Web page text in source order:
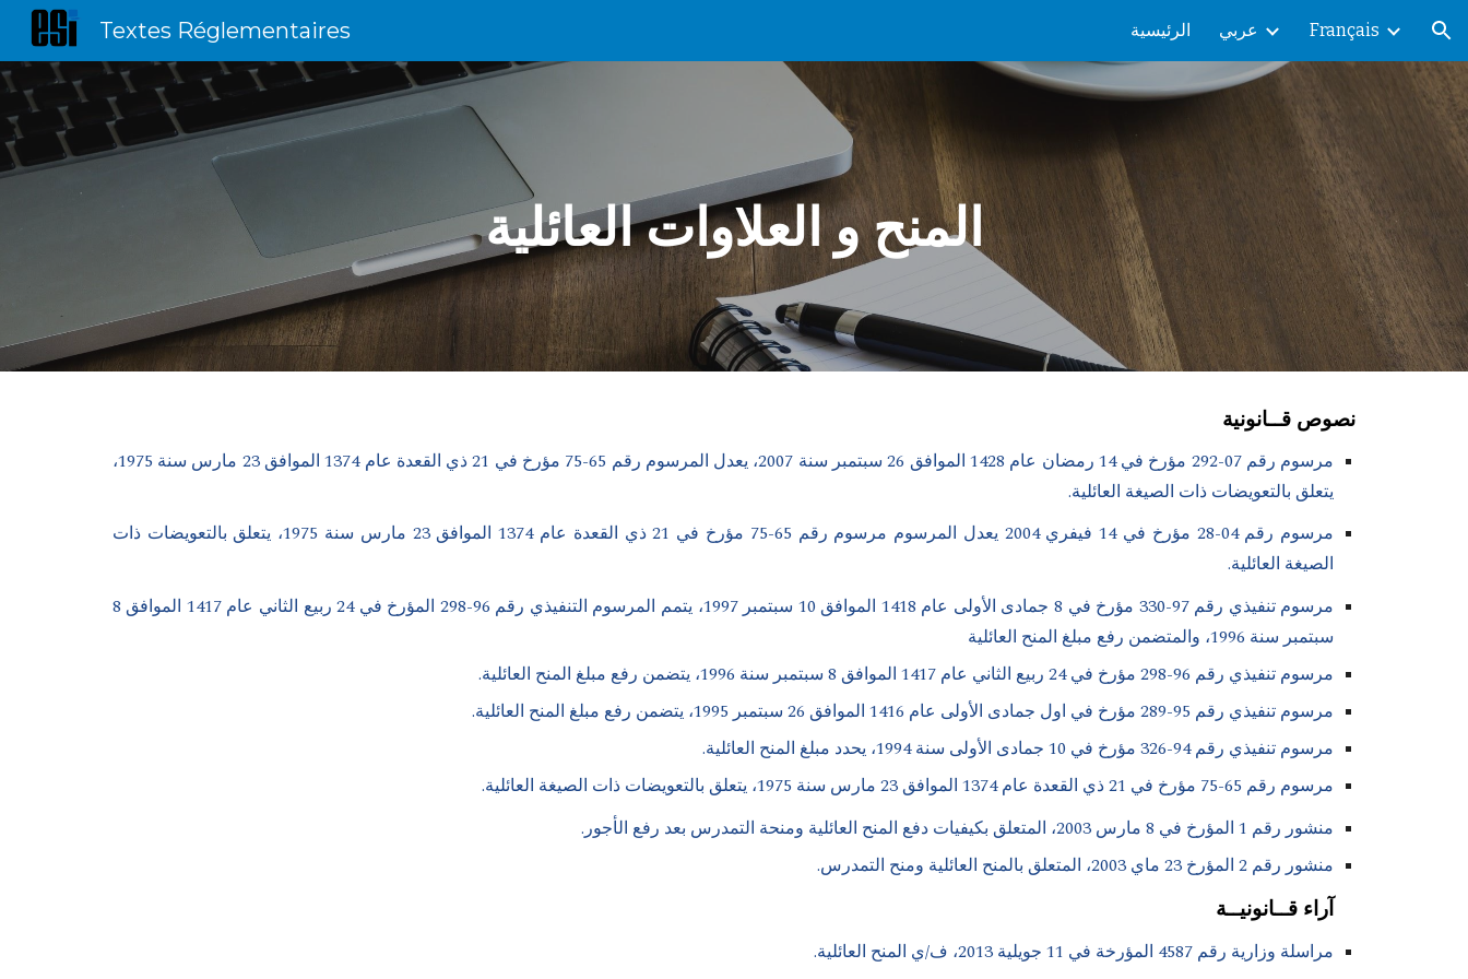
Textes Réglementaires الرئيسية عربي Français
المنح و العلاوات العائلية
نصوص قــانونية
مرسوم رقم 07-292 مؤرخ في 14 رمضان عام 1428 الموافق 26 سبتمبر سنة 2007، يعدل المرسوم رقم 65-75 مؤرخ في 21 ذي القعدة عام 1374 الموافق 23 مارس سنة 1975،
يتعلق بالتعويضات ذات الصيغة العائلية.
مرسوم رقم 04-28 مؤرخ في 14 فيفري 2004 يعدل المرسوم مرسوم رقم 65-75 مؤرخ في 21 ذي القعدة عام 1374 الموافق 23 مارس سنة 1975، يتعلق بالتعويضات ذات
الصيغة العائلية.
مرسوم تنفيذي رقم 97-330 مؤرخ في 8 جمادى الأولى عام 1418 الموافق 10 سبتمبر 1997، يتمم المرسوم التنفيذي رقم 96-298 المؤرخ في 24 ربيع الثاني عام 1417 الموافق 8
سبتمبر سنة 1996، والمتضمن رفع مبلغ المنح العائلية
مرسوم تنفيذي رقم 96-298 مؤرخ في 24 ربيع الثاني عام 1417 الموافق 8 سبتمبر سنة 1996، يتضمن رفع مبلغ المنح العائلية
.
مرسوم تنفيذي رقم 95-289 مؤرخ في اول جمادى الأولى عام 1416 الموافق 26 سبتمبر 1995، يتضمن رفع مبلغ المنح العائلية
.
مرسوم تنفيذي رقم 94-326 مؤرخ في 10 جمادى الأولى سنة 1994، يحدد مبلغ المنح العائلية.
مرسوم رقم 65-75 مؤرخ في 21 ذي القعدة عام 1374 الموافق 23 مارس سنة 1975، يتعلق بالتعويضات ذات الصيغة العائلية.
منشور رقم 1 المؤرخ في 8 مارس 2003، المتعلق بكيفيات دفع المنح العائلية ومنحة التمدرس بعد رفع الأجور.
منشور رقم 2 المؤرخ 23 ماي 2003، المتعلق بالمنح العائلية ومنح التمدرس.
آراء قــانونيــة
مراسلة وزارية رقم 4587 المؤرخة في 11 جويلية 2013، ف/ي المنح العائلية.